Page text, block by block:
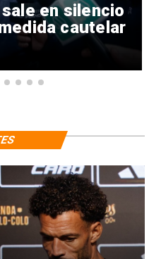
en silencio
cautelar